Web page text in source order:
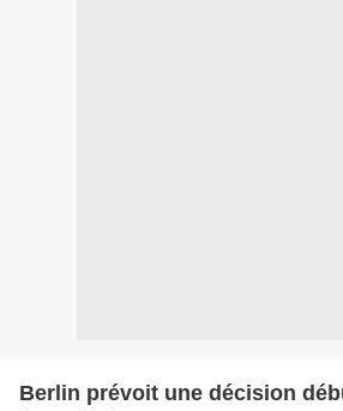
Berlin prévoit une décision